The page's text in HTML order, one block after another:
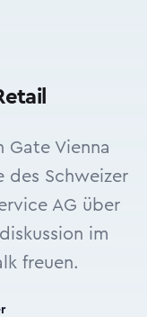
Gate Vienna
des Schweizer
AG über
im
freuen.